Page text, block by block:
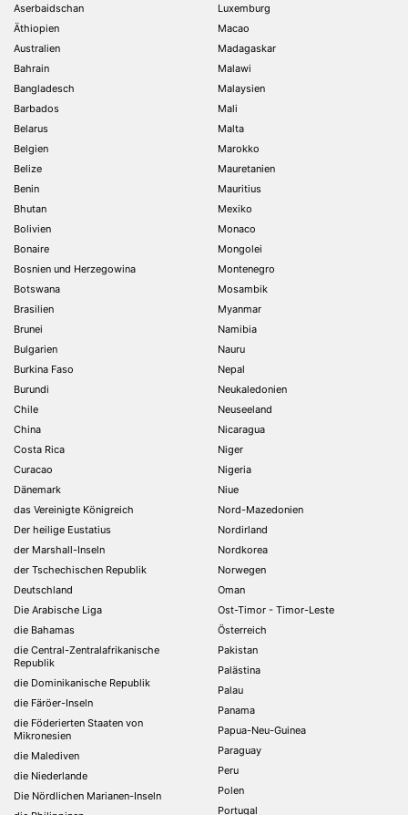
Aserbaidschan
Äthiopien
Australien
Bahrain
Bangladesch
Barbados
Belarus
Belgien
Belize
Benin
Bhutan
Bolivien
Bonaire
Bosnien und Herzegowina
Botswana
Brasilien
Brunei
Bulgarien
Burkina Faso
Burundi
Chile
China
Costa Rica
Curacao
Dänemark
das Vereinigte Königreich
Der heilige Eustatius
der Marshall-Inseln
der Tschechischen Republik
Deutschland
Die Arabische Liga
die Bahamas
die Central-Zentralafrikanische
Republik
die Dominikanische Republik
die Färöer-Inseln
die Föderierten Staaten von
Mikronesien
die Malediven
die Niederlande
Die Nördlichen Marianen-Inseln
Luxemburg
Macao
Madagaskar
Malawi
Malaysien
Mali
Malta
Marokko
Mauretanien
Mauritius
Mexiko
Monaco
Mongolei
Montenegro
Mosambik
Myanmar
Namibia
Nauru
Nepal
Neukaledonien
Neuseeland
Nicaragua
Niger
Nigeria
Niue
Nord-Mazedonien
Nordirland
Nordkorea
Norwegen
Oman
Ost-Timor - Timor-Leste
Österreich
Pakistan
Palästina
Palau
Panama
Papua-Neu-Guinea
Paraguay
Peru
Polen
Portugal